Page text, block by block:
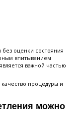
оценки состояния
впитыванием
важной частью
процедуры и
можно